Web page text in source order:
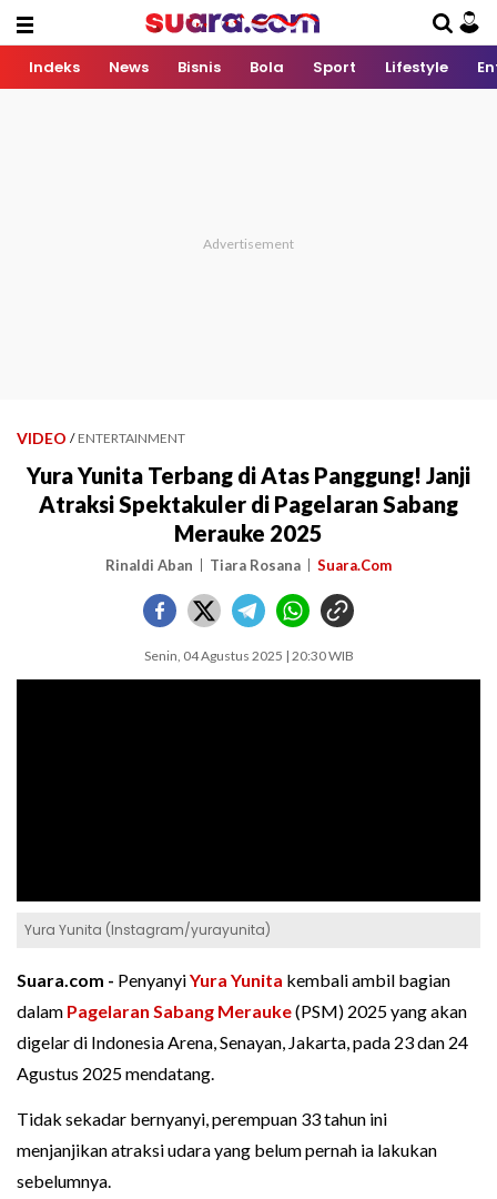
Indeks News Bisnis Bola Sport Lifestyle
VIDEO / ENTERTAINMENT
Yura Yunita Terbang di Atas Panggung! Janji
Atraksi Spektakuler di Pagelaran Sabang
Merauke 2025
Rinaldi Aban Tiara Rosana Suara.Com
Senin, 04 Agustus 2025 | 20:30 WIB
Yura Yunita (Instagram/yurayunita)
Suara.com - PenyanyiYura Yunita kembali ambil bagian
dalam Pagelaran Sabang Merauke(PSM) 2025 yang akan
digelar di Indonesia Arena, Senayan, Jakarta, pada 23 dan 24
Agustus 2025 mendatang.
Tidak sekadar bernyanyi, perempuan 33 tahun ini
menjanjikan atraksi udara yang belum pernah ia lakukan
sebelumnya.